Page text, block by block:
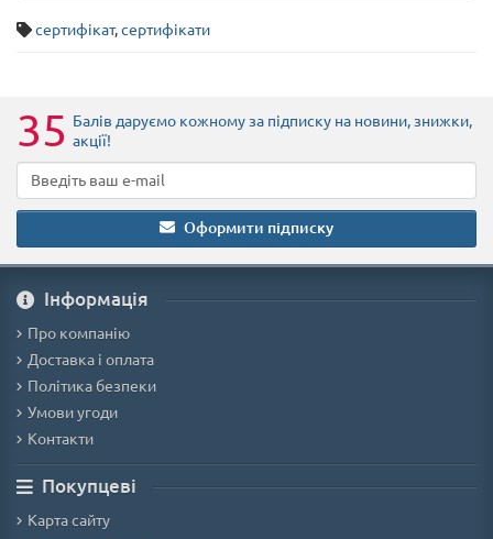
сертифікат,сертифікати
35 Балів даруємо кожному за підписку на новини, знижки,
акції!
Оформити підписку
Iнформація
Про компанію
Доставка і оплата
Політика безпеки
Умови угоди
Контакти
Покупцеві
Карта сайту